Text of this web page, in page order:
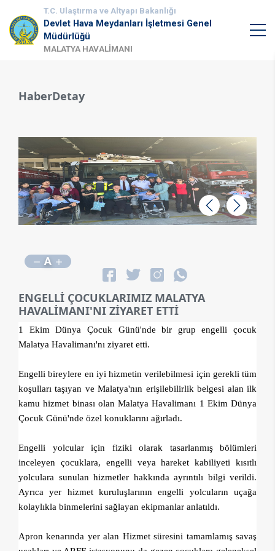
T.C. Ulaştırma ve Altyapı Bakanlığı
Devlet Hava Meydanları İşletmesi Genel
Müdürlüğü
MALATYA HAVALİMANI
HaberDetay
Geri İleri
A
ENGELLİ ÇOCUKLARIMIZ MALATYA
HAVALİMANI'NI ZİYARET ETTİ
1 Ekim Dünya Çocuk Günü'nde bir grup engelli çocuk
Malatya Havalimanı'nı ziyaret etti.
Engelli bireylere en iyi hizmetin verilebilmesi için gerekli tüm
koşulları taşıyan ve Malatya'nın erişilebilirlik belgesi alan ilk
kamu hizmet binası olan Malatya Havalimanı 1 Ekim Dünya
Çocuk Günü'nde özel konuklarını ağırladı.
Engelli yolcular için fiziki olarak tasarlanmış bölümleri
inceleyen çocuklara, engelli veya hareket kabiliyeti kısıtlı
yolculara sunulan hizmetler hakkında ayrıntılı bilgi verildi.
Ayrıca yer hizmet kuruluşlarının engelli yolcuların uçağa
kolaylıkla binmelerini sağlayan ekipmanlar anlatıldı.
Apron kenarında yer alan Hizmet süresini tamamlamış savaş